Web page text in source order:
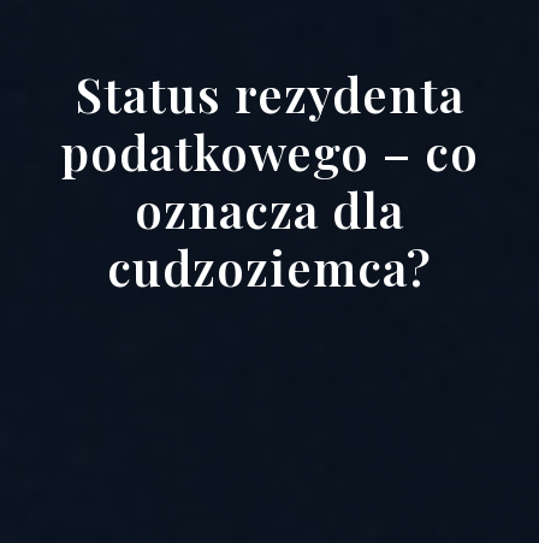
Status rezydenta
podatkowego – co
oznacza dla
cudzoziemca?